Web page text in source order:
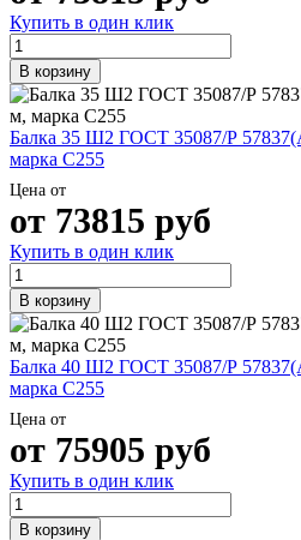
Купить в один клик
В корзину
Балка 35 Ш2 ГОСТ 35087/Р
марка С255
Цена от
от 73815 руб
Купить в один клик
В корзину
Балка 40 Ш2 ГОСТ 35087/Р
марка С255
Цена от
от 75905 руб
Купить в один клик
В корзину